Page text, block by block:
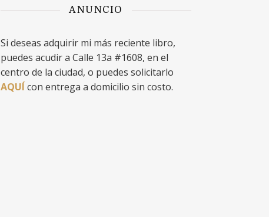
ANUNCIO
Si deseas adquirir mi más reciente libro,
puedes acudir a Calle 13a #1608, en el
centro de la ciudad, o puedes solicitarlo
AQUÍcon entrega a domicilio sin costo.